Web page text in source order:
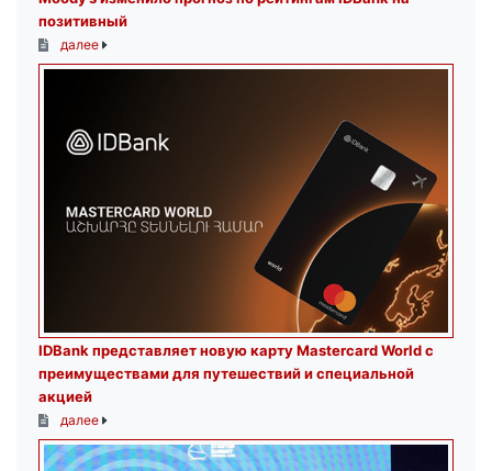
позитивный
далее
IDBank представляет новую карту Mastercard World с
преимуществами для путешествий и специальной
акцией
далее